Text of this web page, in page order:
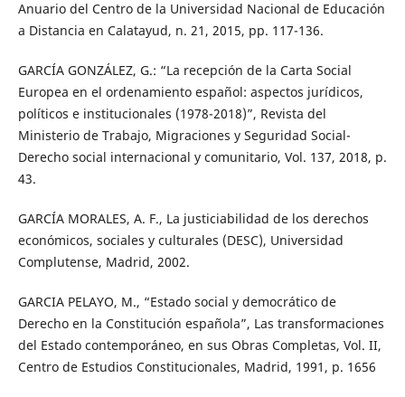
Anuario del Centro de la Universidad Nacional de Educación
a Distancia en Calatayud, n. 21, 2015, pp. 117-136.
GARCÍA GONZÁLEZ, G.: “La recepción de la Carta Social
Europea en el ordenamiento español: aspectos jurídicos,
políticos e institucionales (1978-2018)”, Revista del
Ministerio de Trabajo, Migraciones y Seguridad Social-
Derecho social internacional y comunitario, Vol. 137, 2018, p.
43.
GARCÍA MORALES, A. F., La justiciabilidad de los derechos
económicos, sociales y culturales (DESC), Universidad
Complutense, Madrid, 2002.
GARCIA PELAYO, M., “Estado social y democrático de
Derecho en la Constitución española”, Las transformaciones
del Estado contemporáneo, en sus Obras Completas, Vol. II,
Centro de Estudios Constitucionales, Madrid, 1991, p. 1656